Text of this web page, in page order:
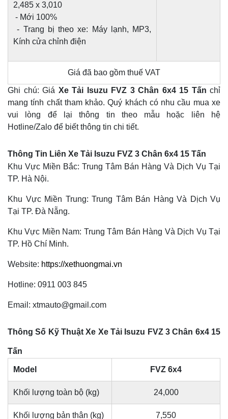
2,485 x 3,010
- Mới 100%
- Trang bị theo xe: Máy lạnh, MP3,
Kính cửa chỉnh điện
Giá đã bao gồm thuế VAT
Ghi chú: Giá Xe Tải Isuzu FVZ 3 Chân 6x4 15 Tấn chỉ
mang tính chất tham khảo. Quý khách có nhu cầu mua xe
vui lòng để lại thông tin theo mẫu hoặc liên hệ
Hotline/Zalo để biết thông tin chi tiết.
Thông Tin Liên Xe Tải Isuzu FVZ 3 Chân 6x4 15 Tấn
Khu Vực Miền Bắc: Trung Tâm Bán Hàng Và Dịch Vụ Tại
TP. Hà Nội.
Khu Vực Miền Trung: Trung Tâm Bán Hàng Và Dịch Vụ
Tại TP. Đà Nẵng.
Khu Vực Miền Nam: Trung Tâm Bán Hàng Và Dịch Vụ Tại
TP. Hồ Chí Minh.
Website: https://xethuongmai.vn
Hotline: 0911 003 845
Email: xtmauto@gmail.com
Thông Số Kỹ Thuật Xe Xe Tải Isuzu FVZ 3 Chân 6x4 15
Tấn
Model FVZ 6x4
Khối lượng toàn bộ (kg) 24,000
Khối lượng bản thân (kg) 7,550